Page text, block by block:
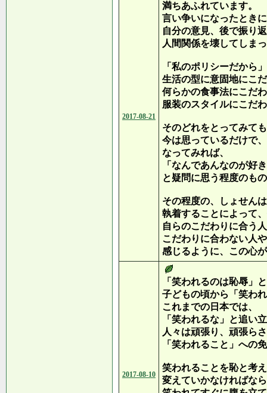
2017-08-21
満ちあふれています。
言い争いになったとき
自分の意見、後で振り
人間関係を壊してしま
「私のポリシーだから
生活の型に意固地にこ
何らかの食事法にこだ
服装のスタイルにこだ
そのどれをとってみて
今は思っているだけで
なってみれば、
「なんであんなのが好
と疑問に思う程度のも
その程度の、しょせん
執着することによって
自らのこだわりに合う
こだわりに合わない人
感じるように、この心
2017-08-10
「笑われるのは恥辱」
子どもの頃から「笑わ
これまでの日本では、
「笑われるな」と追い
人々は頑張り、頑張ら
「笑われること」への
笑われることを恥と考
変えていかなければな